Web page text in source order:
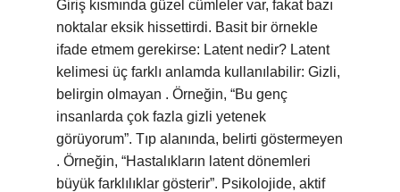
Giriş kısmında güzel cümleler var, fakat bazı
noktalar eksik hissettirdi. Basit bir örnekle
ifade etmem gerekirse: Latent nedir? Latent
kelimesi üç farklı anlamda kullanılabilir: Gizli,
belirgin olmayan . Örneğin, “Bu genç
insanlarda çok fazla gizli yetenek
görüyorum”. Tıp alanında, belirti göstermeyen
. Örneğin, “Hastalıkların latent dönemleri
büyük farklılıklar gösterir”. Psikolojide, aktif